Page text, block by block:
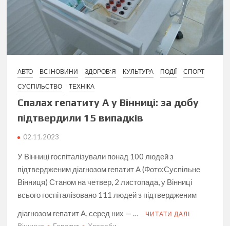
АВТО ВСІ НОВИНИ ЗДОРОВ'Я КУЛЬТУРА ПОДІЇ
СПОРТ
СУСПІЛЬСТВО
ТЕХНІКА
Спалах гепатиту А у Вінниці: за добу
підтвердили 15 випадків
02.11.2023
У Вінниці госпіталізували понад 100 людей з
підтвердженим діагнозом гепатит A (Фото:Суспільне
Вінниця) Станом на четвер, 2 листопада, у Вінниці
всього госпіталізовано 111 людей з підтвердженим
діагнозом гепатит A, серед них — …
ЧИТАТИ ДАЛІ